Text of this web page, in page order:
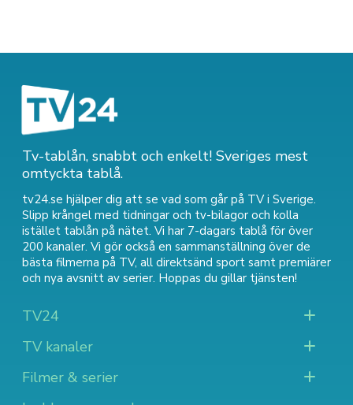
Tv-tablån, snabbt och enkelt! Sveriges mest
omtyckta tablå.
tv24.se hjälper dig att se vad som går på TV i Sverige.
Slipp krångel med tidningar och tv-bilagor och kolla
istället tablån på nätet. Vi har 7-dagars tablå för över
200 kanaler. Vi gör också en sammanställning över de
bästa filmerna på TV, all direktsänd sport samt premiärer
och nya avsnitt av serier. Hoppas du gillar tjänsten!
TV24
TV kanaler
Filmer & serier